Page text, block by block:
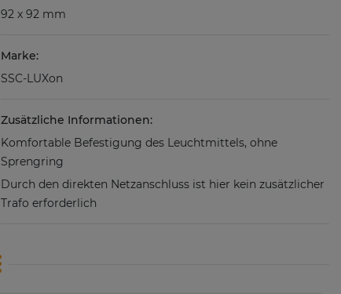
92 x 92 mm
Marke:
SSC-LUXon
Zusätzliche Informationen:
Komfortable Befestigung des Leuchtmittels, ohne
Sprengring
Durch den direkten Netzanschluss ist hier kein zusätzlicher
Trafo erforderlich